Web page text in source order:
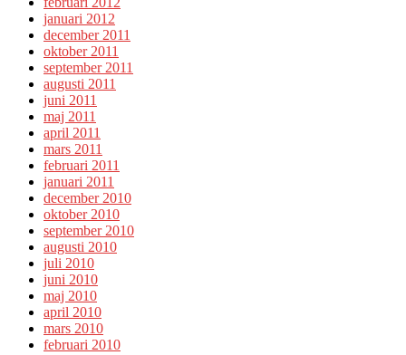
januari 2012
december 2011
oktober 2011
september 2011
augusti 2011
juni 2011
maj 2011
april 2011
mars 2011
februari 2011
januari 2011
december 2010
oktober 2010
september 2010
augusti 2010
juli 2010
juni 2010
maj 2010
april 2010
mars 2010
februari 2010